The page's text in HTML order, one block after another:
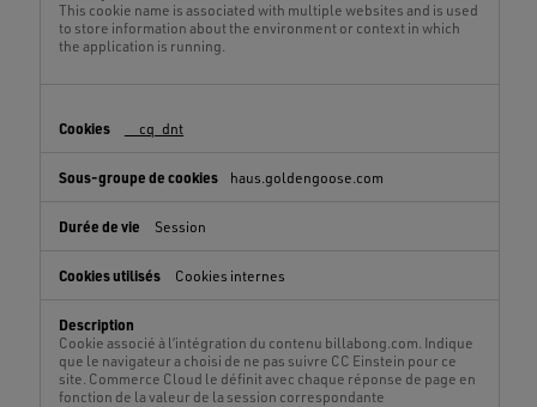
This cookie name is associated with multiple websites and is used
to store information about the environment or context in which
the application is running.
__cq_dnt
haus.goldengoose.com
Session
Cookies internes
Cookie associé à l’intégration du contenu billabong.com. Indique
que le navigateur a choisi de ne pas suivre CC Einstein pour ce
site. Commerce Cloud le définit avec chaque réponse de page en
fonction de la valeur de la session correspondante